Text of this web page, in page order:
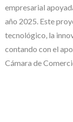
empresarial
año 2025. Este
tecnológico, la
contando con el
Cámara de